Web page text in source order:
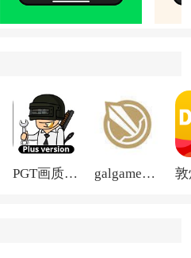
好保障个人隐私安全。
可根据兴趣、工作或项目进
与协作。
方便商家进行客户联系、消
PGT画质助手旧版 galgame游戏盒子2026